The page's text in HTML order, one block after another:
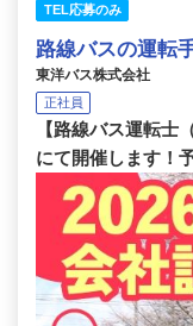
TEL応募のみ
路線バスの運転
東洋バス株式会社
正社員
【路線バス運転士
にて開催します！